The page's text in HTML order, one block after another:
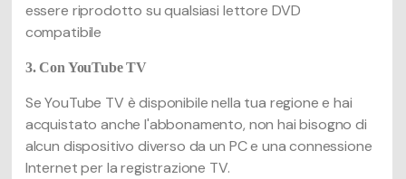
essere riprodotto su qualsiasi lettore DVD
compatibile
3. Con YouTube TV
Se YouTube TV è disponibile nella tua regione e hai
acquistato anche l'abbonamento, non hai bisogno di
alcun dispositivo diverso da un PC e una connessione
Internet per la registrazione TV.